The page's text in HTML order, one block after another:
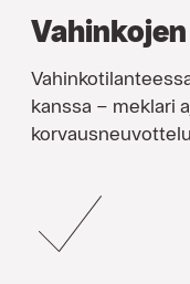
kanssa – meklari